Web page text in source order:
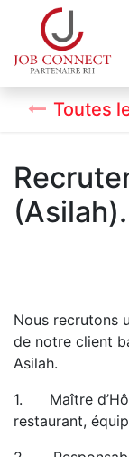
Toutes
(Asilah).
Nous recrutons
de notre client
Asilah.
1. Maître
restaurant,